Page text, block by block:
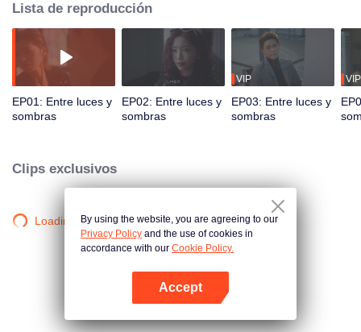
de amor-odio, ambas logran sus sueños y dan comienzo a una nueva vida.
Lista de reproducción
EP01: Entre luces y
sombras
EP02: Entre luces y
sombras
VIP
EP03: Entre luces y
sombras
VIP
Clips exclusivos
Loading…By using the website, you are agreeing to our
Privacy Policy and the use of cookies in
accordance with our Cookie Policy.
Accept